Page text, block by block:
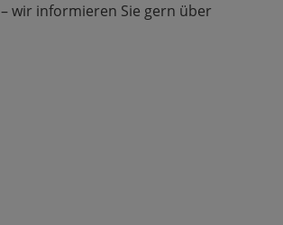
– wir informieren Sie gern über